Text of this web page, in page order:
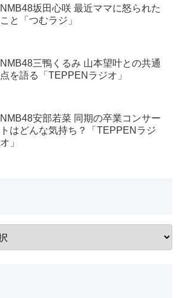
NMB48坂田心咲 最近ママに怒られた
こと「つむラジ」
NMB48三鴨くるみ 山本望叶との共通
点を語る「TEPPENラジオ」
NMB48安部若菜 同期の卒業コンサー
トはどんな気持ち？「TEPPENラジ
オ」